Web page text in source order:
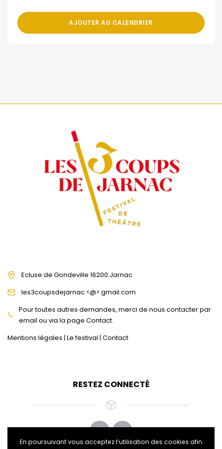
AJOUTER AU CALENDRIER
Ecluse de Gondeville 16200 Jarnac
les3coupsdejarnac <@> gmail.com
Pour toutes autres demandes, merci de nous contacter par
email ou via la page Contact.
Mentions légales | Le festival | Contact
RESTEZ CONNECTÉ
En poursuivant vous acceptez l’utilisation des cookies afin